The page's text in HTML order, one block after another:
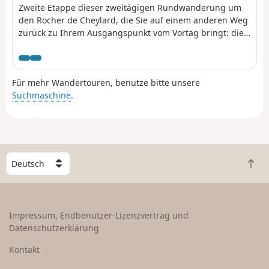
Dorf Niègles, den Schlössern von
Vantadour und Hautségur sowie der
Via Domitia.
Zweite Etappe dieser zweitägigen Rundwanderung um
den Rocher de Cheylard, die Sie auf einem anderen Weg
zurück zu Ihrem Ausgangspunkt vom Vortag bringt: die
des Rouyon-Massivs tauchen Sie in Richtung Besorgues
hinab, um auf der anderen Seite wieder auf die
Hochebene der Ardèche zu gelangen: Hier weichen
Ginsterbüsche wilden Heidelbeeren.
Für mehr Wandertouren, benutze bitte unsere
Suchmaschine.
W
ä
h
e
n
Z
u
Impressum, Endbenutzer-Lizenzvertrag und
Datenschutzerklärung
Kontakt